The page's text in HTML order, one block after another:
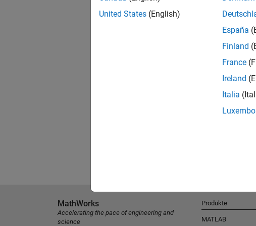
United States (English)
España
Finland
France
Ireland
Italia
MathWorks
Accelerating the pace of engineering and
science
Produkte
MATLAB